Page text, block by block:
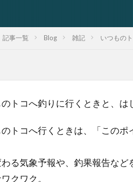
記事一覧 Blog 雑記 いつもの
トコへ釣りに行くときと、
トコへ行くときは、「この
る気象予報や、釣果報告な
クワク。